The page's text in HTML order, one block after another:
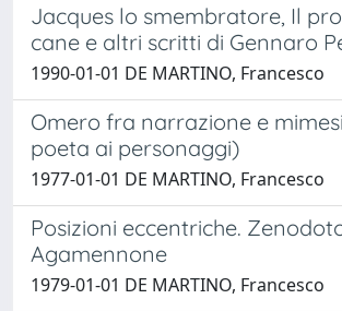
Jacques lo smembratore, Il
cane e altri scritti di Gennaro
1990-01-01 DE MARTINO, Francesco
Omero fra narrazione e
poeta ai personaggi)
1977-01-01 DE MARTINO, Francesco
Posizioni eccentriche.
Agamennone
1979-01-01 DE MARTINO, Francesco